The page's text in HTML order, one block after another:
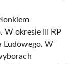
W okresie III RP
Ludowego. W